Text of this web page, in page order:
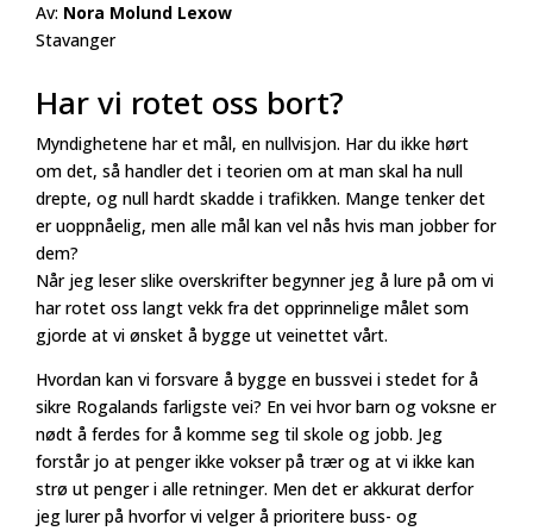
Av: Nora Molund Lexow
Stavanger
Har vi rotet oss bort?
Myndighetene har et mål, en nullvisjon. Har du ikke hørt
om det, så handler det i teorien om at man skal ha null
drepte, og null hardt skadde i trafikken. Mange tenker det
er uoppnåelig, men alle mål kan vel nås hvis man jobber for
dem?
Når jeg leser slike overskrifter begynner jeg å lure på om vi
har rotet oss langt vekk fra det opprinnelige målet som
gjorde at vi ønsket å bygge ut veinettet vårt.
Hvordan kan vi forsvare å bygge en bussvei i stedet for å
sikre Rogalands farligste vei? En vei hvor barn og voksne er
nødt å ferdes for å komme seg til skole og jobb. Jeg
forstår jo at penger ikke vokser på trær og at vi ikke kan
strø ut penger i alle retninger. Men det er akkurat derfor
jeg lurer på hvorfor vi velger å prioritere buss- og